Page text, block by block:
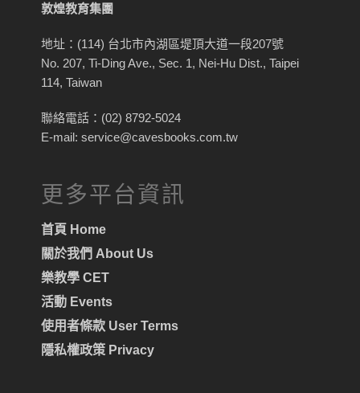
敦煌教育集團
地址：(114) 台北市內湖區堤頂大道一段207號
No. 207, Ti-Ding Ave., Sec. 1, Nei-Hu Dist., Taipei
114, Taiwan
聯絡電話：(02) 8792-5024
E-mail: service@cavesbooks.com.tw
更多平台資訊
首頁 Home
關於我們 About Us
樂教學 CET
活動 Events
使用者條款 User Terms
隱私權政策 Privacy